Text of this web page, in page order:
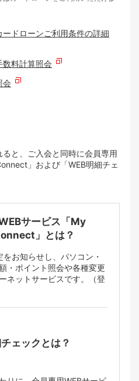
ドローンご利用条件の詳細
数料計算照会
会
と、ご入会と同時に会員専用
」および「WEB明細チェ
サービス「My
」とは？
お知らせし、パソコン・
・ポイント照会や各種変更
ネットサービスです。（登
ェックとは？